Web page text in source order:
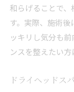
和らげることで
す。実際、施術
ッキリし気分も
ンスを整えたい方
ドライヘッドス